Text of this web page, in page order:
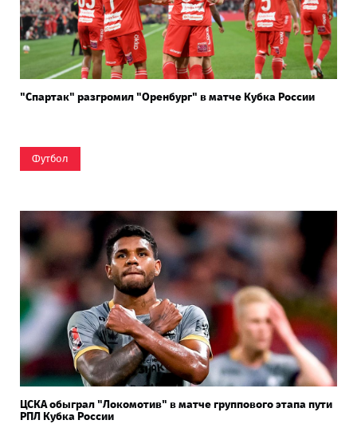
"Спартак" разгромил "Оренбург" в матче Кубка России
Футбол
ЦСКА обыграл "Локомотив" в матче группового этапа пути
РПЛ Кубка России